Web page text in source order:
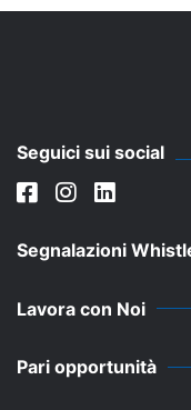
Seguici sui social
Segnalazioni
Lavora con Noi
Pari opportunità